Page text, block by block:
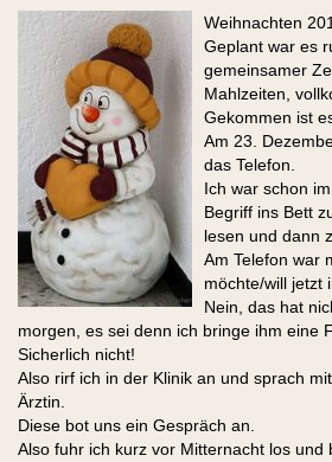
Weihnachten
Geplant war es
gemeinsamer
Mahlzeiten,
Gekommen ist
Am 23.
das Telefon.
Ich war schon
Begriff ins Bett
lesen und dann
Am Telefon war
möchte/will jetzt
Nein, das hat
morgen, es sei denn ich bringe ihm eine
Sicherlich nicht!
Also rirf ich in der Klinik an und sprach
Ärztin.
Diese bot uns ein Gespräch an.
Also fuhr ich kurz vor Mitternacht los und